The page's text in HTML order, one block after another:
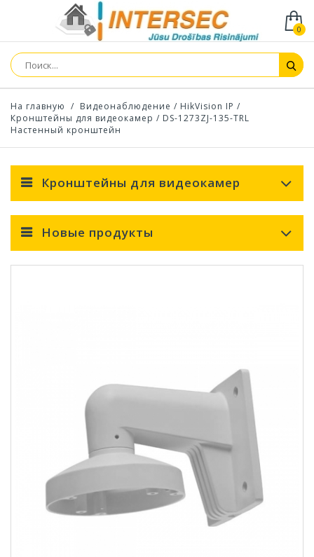
0
На главную / Видеонаблюдение / HikVision IP /
Кронштейны для видеокамер / DS-1273ZJ-135-TRL
Настенный кронштейн
Кронштейны для видеокамер
Новые продукты